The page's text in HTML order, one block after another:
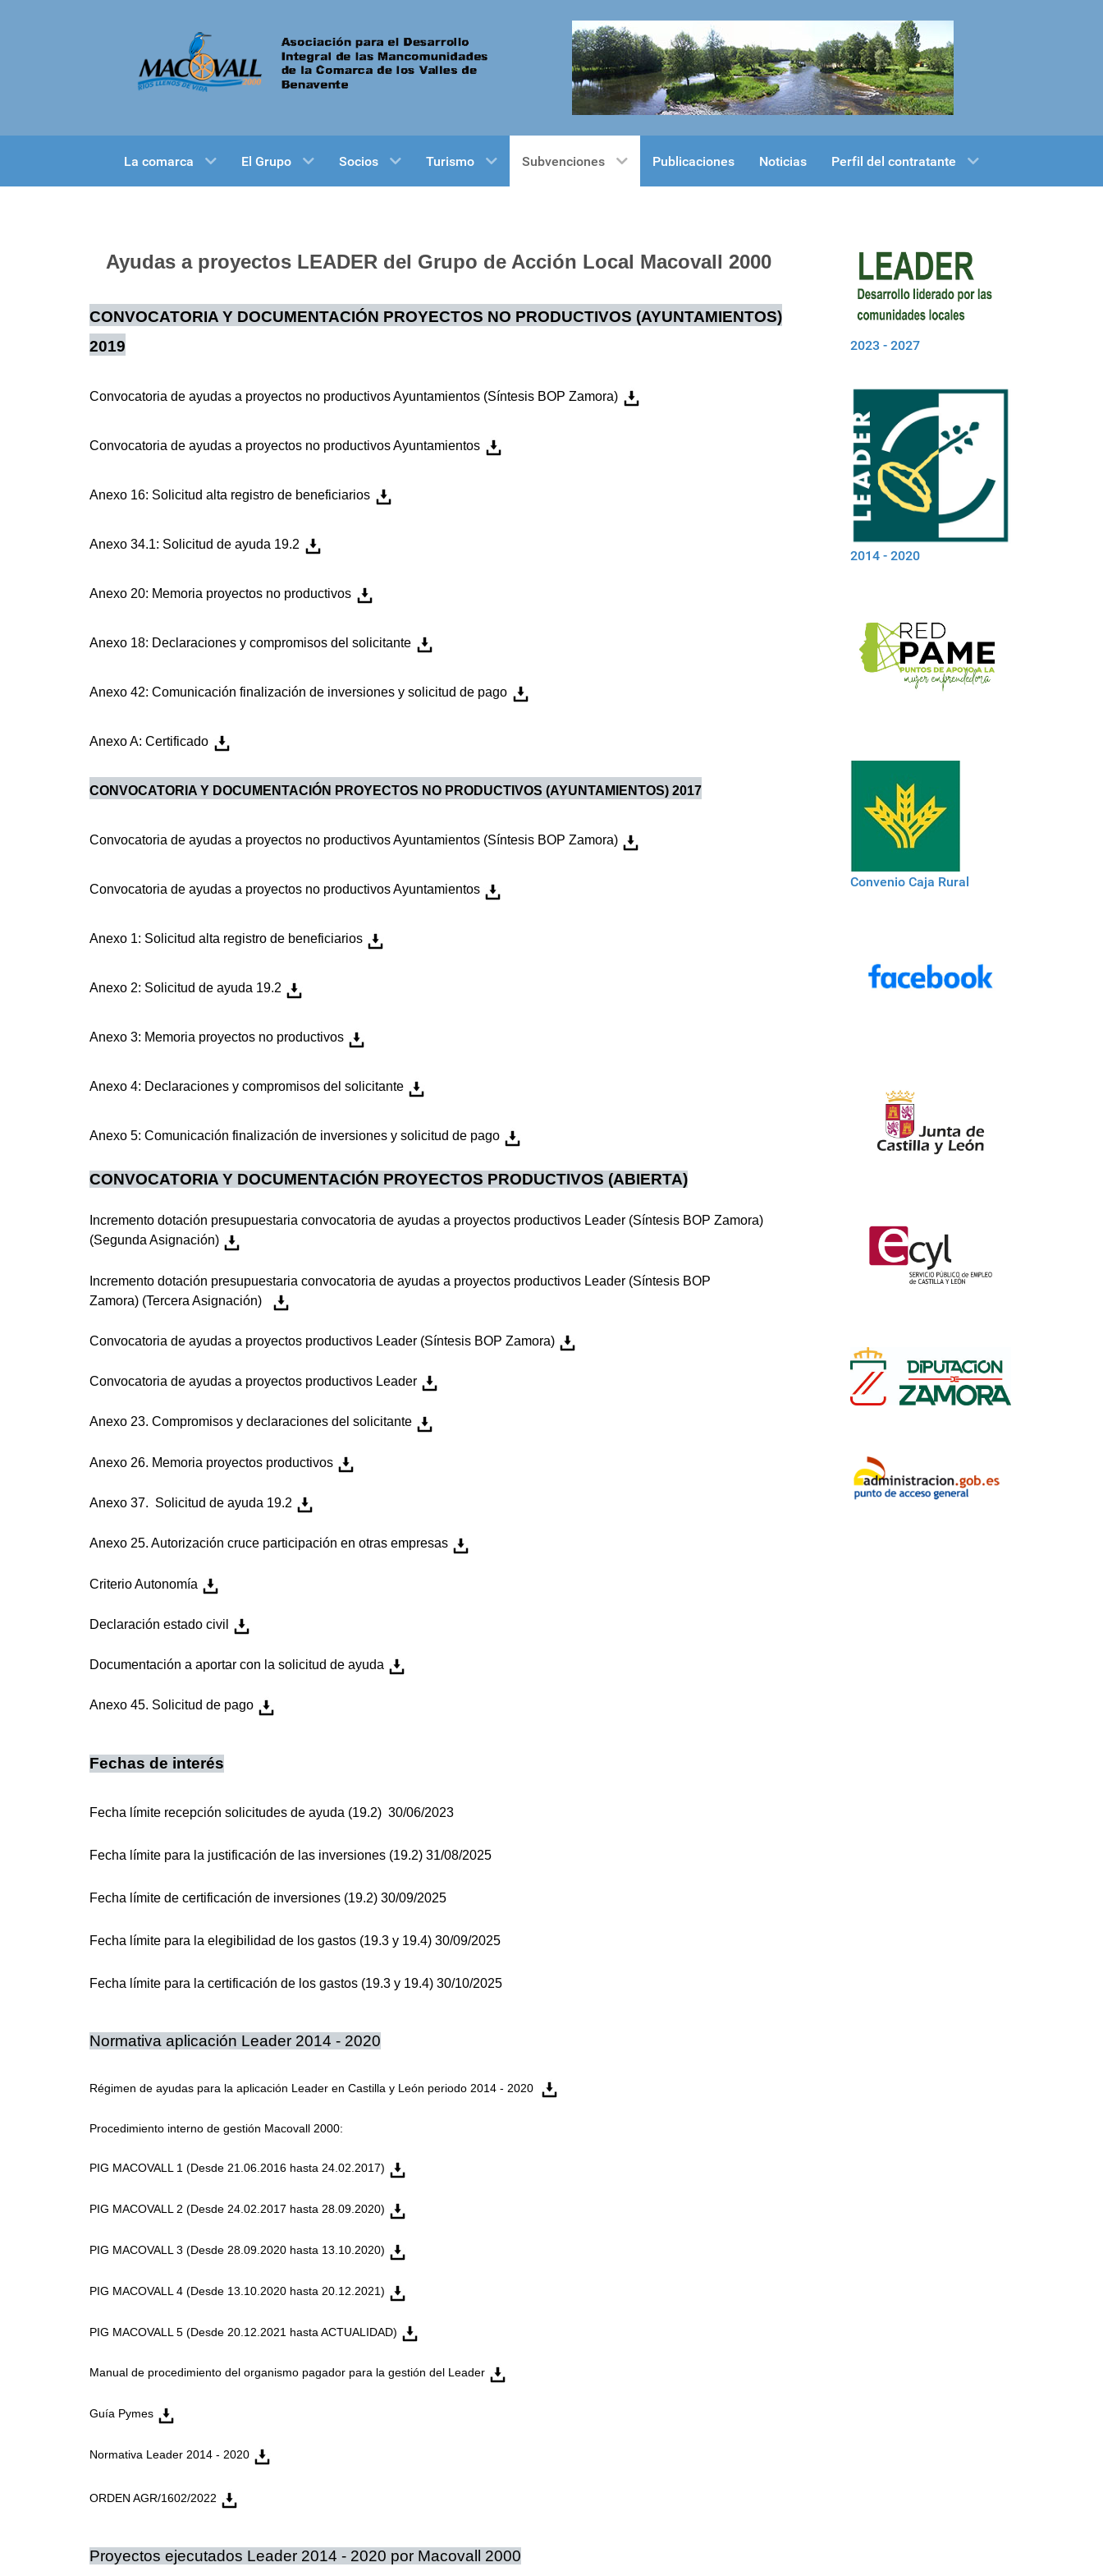
La comarca El Grupo Socios Turismo Subvenciones Publicaciones Noticias Perfil del contratante
Ayudas a proyectos LEADER del Grupo de Acción Local Macovall 2000
CONVOCATORIA Y DOCUMENTACIÓN PROYECTOS NO PRODUCTIVOS (AYUNTAMIENTOS)
2019
Convocatoria de ayudas a proyectos no productivos Ayuntamientos (Síntesis BOP Zamora)
Convocatoria de ayudas a proyectos no productivos Ayuntamientos
Anexo 16: Solicitud alta registro de beneficiarios
Anexo 34.1: Solicitud de ayuda 19.2
Anexo 20: Memoria proyectos no productivos
Anexo 18: Declaraciones y compromisos del solicitante
Anexo 42: Comunicación finalización de inversiones y solicitud de pago
Anexo A: Certificado
CONVOCATORIA Y DOCUMENTACIÓN PROYECTOS NO PRODUCTIVOS (AYUNTAMIENTOS) 2017
Convocatoria de ayudas a proyectos no productivos Ayuntamientos (Síntesis BOP Zamora)
Convocatoria de ayudas a proyectos no productivos Ayuntamientos
Anexo 1: Solicitud alta registro de beneficiarios
Anexo 2: Solicitud de ayuda 19.2
Anexo 3: Memoria proyectos no productivos
Anexo 4: Declaraciones y compromisos del solicitante
Anexo 5: Comunicación finalización de inversiones y solicitud de pago
CONVOCATORIA Y DOCUMENTACIÓN PROYECTOS PRODUCTIVOS (ABIERTA)
Incremento dotación presupuestaria convocatoria de ayudas a proyectos productivos Leader (Síntesis BOP Zamora)
(Segunda Asignación)
Incremento dotación presupuestaria convocatoria de ayudas a proyectos productivos Leader (Síntesis BOP
Zamora) (Tercera Asignación)
Convocatoria de ayudas a proyectos productivos Leader (Síntesis BOP Zamora)
Convocatoria de ayudas a proyectos productivos Leader
Anexo 23. Compromisos y declaraciones del solicitante
Anexo 26. Memoria proyectos productivos
Anexo 37. Solicitud de ayuda 19.2
Anexo 25. Autorización cruce participación en otras empresas
Criterio Autonomía
Declaración estado civil
Documentación a aportar con la solicitud de ayuda
Anexo 45. Solicitud de pago
Fechas de interés
Fecha límite recepción solicitudes de ayuda (19.2) 30/06/2023
Fecha límite para la justificación de las inversiones (19.2) 31/08/2025
Fecha límite de certificación de inversiones (19.2) 30/09/2025
Fecha límite para la elegibilidad de los gastos (19.3 y 19.4) 30/09/2025
Fecha límite para la certificación de los gastos (19.3 y 19.4) 30/10/2025
Normativa aplicación Leader 2014 - 2020
Régimen de ayudas para la aplicación Leader en Castilla y León periodo 2014 - 2020
Procedimiento interno de gestión Macovall 2000:
PIG MACOVALL 1 (Desde 21.06.2016 hasta 24.02.2017)
PIG MACOVALL 2 (Desde 24.02.2017 hasta 28.09.2020)
PIG MACOVALL 3 (Desde 28.09.2020 hasta 13.10.2020)
PIG MACOVALL 4 (Desde 13.10.2020 hasta 20.12.2021)
PIG MACOVALL 5 (Desde 20.12.2021 hasta ACTUALIDAD)
Manual de procedimiento del organismo pagador para la gestión del Leader
Guía Pymes
Normativa Leader 2014 - 2020
ORDEN AGR/1602/2022
Proyectos ejecutados Leader 2014 - 2020 por Macovall 2000
2023 - 2027
2014 - 2020
Convenio Caja Rural